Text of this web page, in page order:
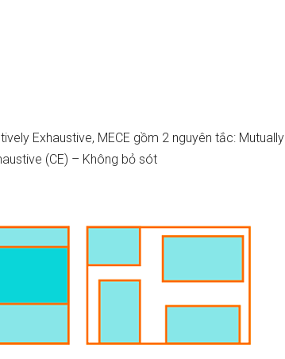
Exhaustive, MECE gồm 2 nguyên tắc: Mutually
(CE) – Không bỏ sót